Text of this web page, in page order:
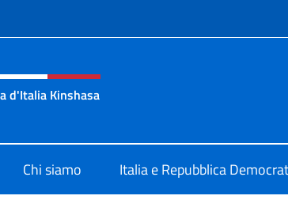
social e menù
d'Italia Kinshasa
Chi siamo Italia e Repubblica